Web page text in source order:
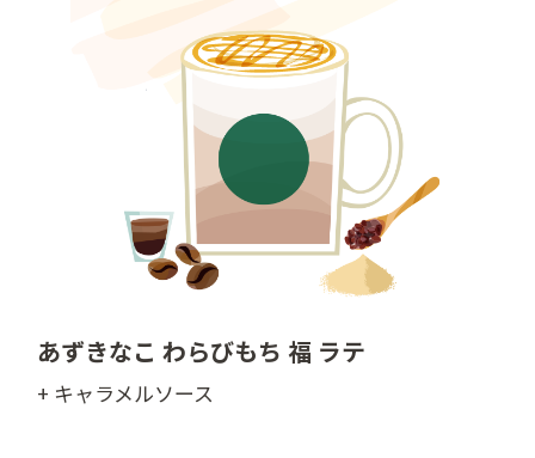
あずきなこ わらびもち 福 ラテ
+ キャラメルソース